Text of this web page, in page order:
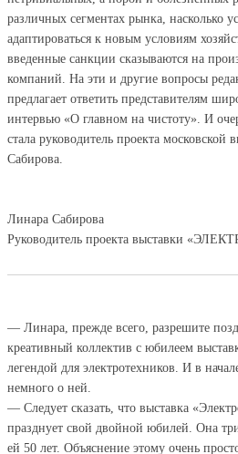
различных сегментах рынка, насколько
адаптироваться к новым условиям
введенные санкции сказываются на
компаний. На эти и другие вопросы
предлагает ответить представителям
интервью «О главном на чистоту». И
стала руководитель проекта московской
Сабирова.
Линара Сабирова
Руководитель проекта выставки
— Линара, прежде всего, разрешите
креативный коллектив с юбилеем
легендой для электротехников. И в
немного о ней.
— Следует сказать, что выставка
празднует свой двойной юбилей. Она
ей 50 лет. Объяснение этому очень